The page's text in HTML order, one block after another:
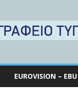
EUROVISION – EBU